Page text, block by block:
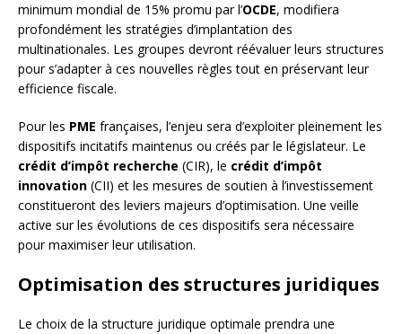
minimum mondial de 15% promu par l’OCDE, modifiera
profondément les stratégies d’implantation des
multinationales. Les groupes devront réévaluer leurs structures
pour s’adapter à ces nouvelles règles tout en préservant leur
efficience fiscale.
Pour les PME françaises, l’enjeu sera d’exploiter pleinement les
dispositifs incitatifs maintenus ou créés par le législateur. Le
crédit d’impôt recherche (CIR), le crédit d’impôt
innovation (CII) et les mesures de soutien à l’investissement
constitueront des leviers majeurs d’optimisation. Une veille
active sur les évolutions de ces dispositifs sera nécessaire
pour maximiser leur utilisation.
Optimisation des structures juridiques
Le choix de la structure juridique optimale prendra une